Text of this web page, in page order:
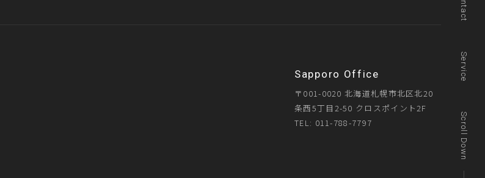
Service
Scroll Down
Sapporo Office
〒001-0020 北海道札幌市北区北20
条西5丁目2-50 クロスポイント2F
TEL: 011-788-7797